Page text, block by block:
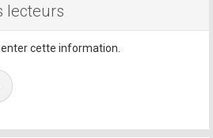
lecteurs
cette information.